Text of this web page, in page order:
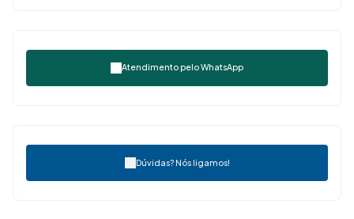
Atendimento peloWhatsApp
Dúvidas? Nós ligamos!